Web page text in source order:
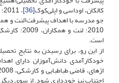
کالکان، اوداسی و اپلی‌کوک[36] ، 2011؛ چن و آشر
است.
از این رو، برای رسیدن به نتایج
خودکارآمدی دانش‌آموزان دارای